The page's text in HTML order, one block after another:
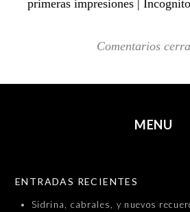
primeras impresiones |
Comentarios
MENU
ENTRADAS RECIENTES
Sidrina, cabrales, y nuevos